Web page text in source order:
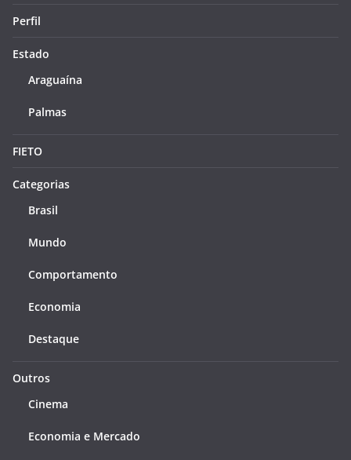
Perfil
Estado
Araguaína
Palmas
FIETO
Categorias
Brasil
Mundo
Comportamento
Economia
Destaque
Outros
Cinema
Economia e Mercado